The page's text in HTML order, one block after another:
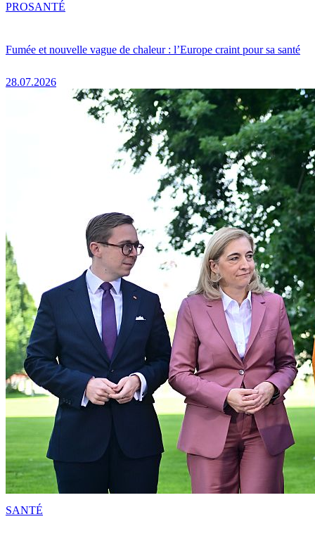
Fumée et nouvelle vague de chaleur : l’Europe craint pour sa santé
28.07.2026
PROSANTÉ
SANTÉ